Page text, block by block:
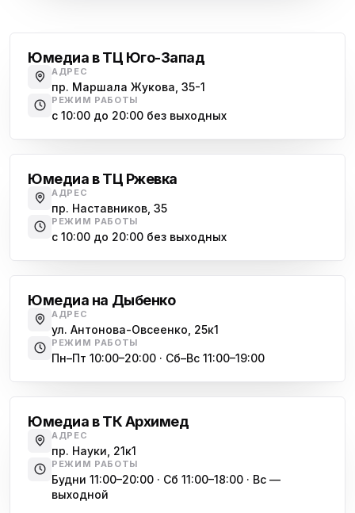
Юмедиа на Наставников
пр. Наставников 35
ю
Юмедиа в ТК Юго-Запад
пр. Маршала Жукова, 35-1
Юмедиа на Космонавтов
ю ул. Белы Куна, 24к1
ю
Юмедиа в Купчино
ул. Будапештская, 87-3
Юмедиа Сервис в Колпино
ю
Юмедиа во Всеволожске
пр. Христиновский 28, Всеволожск
Юмедиа в ТЦ Юго-Запад
АДРЕС
пр. Маршала Жукова, 35-1
РЕЖИМ РАБОТЫ
с 10:00 до 20:00 без выходных
Юмедиа в ТЦ Ржевка
АДРЕС
пр. Наставников, 35
РЕЖИМ РАБОТЫ
с 10:00 до 20:00 без выходных
Юмедиа на Дыбенко
АДРЕС
ул. Антонова-Овсеенко, 25к1
РЕЖИМ РАБОТЫ
Пн–Пт 10:00–20:00 · Сб–Вс 11:00–19:00
Юмедиа в ТК Архимед
АДРЕС
пр. Науки, 21к1
РЕЖИМ РАБОТЫ
Будни 11:00–20:00 · Сб 11:00–18:00 · Вс —
выходной